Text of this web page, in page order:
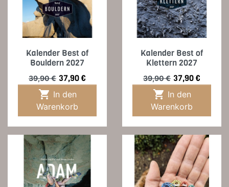
Kalender Best of
Bouldern 2027
Verkaufspreis
39,90 € Preis
37,90 €

Warenkorb
Kalender Best of
Klettern 2027
Verkaufspreis
39,90 € Preis
37,90 €

Warenkorb